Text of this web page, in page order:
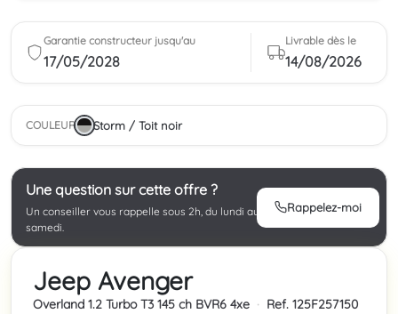
Garantie constructeur jusqu'au
17/05/2028
Livrable dès le
14/08/2026
COULEUR Storm / Toit noir
Une question sur cette offre ?
Un conseiller vous rappelle sous 2h, du lundi au
samedi.
Rappelez-moi
Jeep Avenger
Overland 1.2 Turbo T3 145 ch BVR6 4xe · Ref. 125F257150